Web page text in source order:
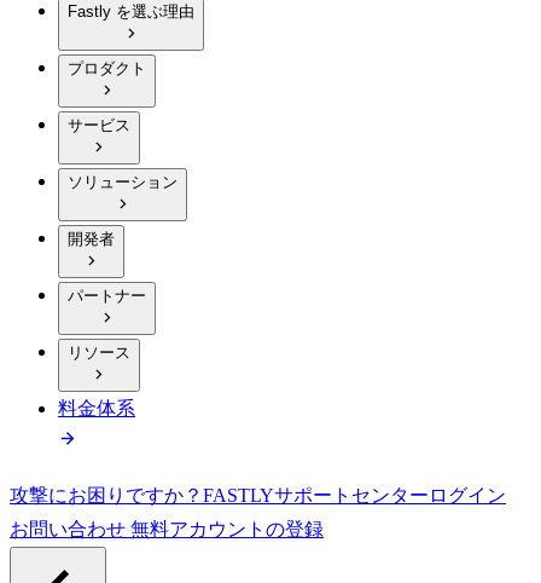
Fastly を選ぶ理由
プロダクト
サービス
ソリューション
開発者
パートナー
リソース
料金体系
攻撃にお困りですか？ FASTLYサポートセンター ログイン
お問い合わせ 無料アカウントの登録